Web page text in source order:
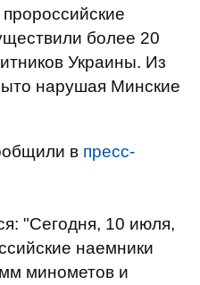
более 20
Украины. Из
нарушая Минские
в пресс-
"Сегодня, 10 июля,
наемники
минометов и